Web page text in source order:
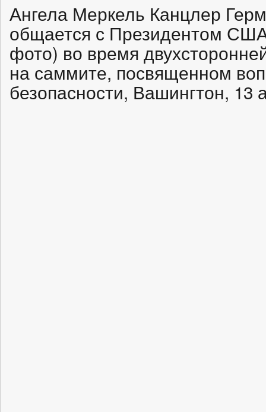
Ангела Меркель Канцлер
общается с Президентом
фото) во время
на саммите, посвященном
безопасности, Вашингтон, 13